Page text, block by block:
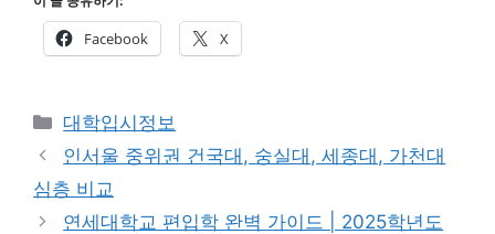
Facebook X
카
테
리
대학입시정보
인서울 중위권 건국대, 숭실대, 세종대, 가천대
심층 비교
연세대학교 편입학 완벽 가이드 | 2025학년도